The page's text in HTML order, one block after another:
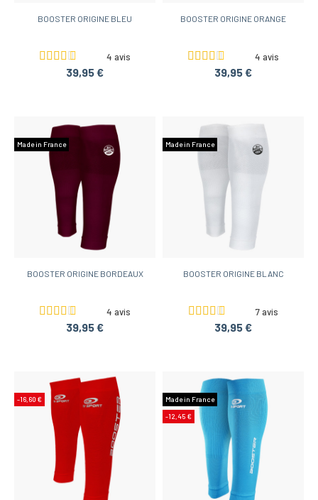
BOOSTER ORIGINE BLEU
4 avis
39,95 €
BOOSTER ORIGINE ORANGE
4 avis
39,95 €
Made in France
BOOSTER ORIGINE BORDEAUX
4 avis
39,95 €
Made in France
BOOSTER ORIGINE BLANC
7 avis
39,95 €
-16,60 €
Made in France
-12,45 €